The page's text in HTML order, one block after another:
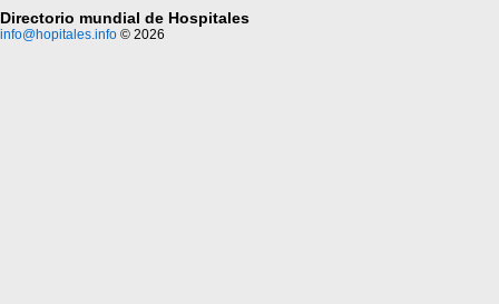
Directorio mundial de Hospitales
info@hopitales.info © 2026